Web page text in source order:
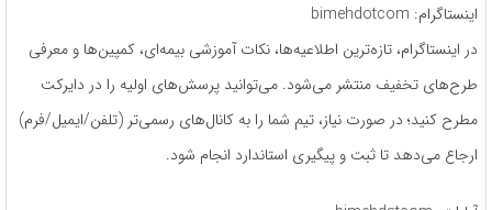
اینستاگرام: bimehdotcom
در اینستاگرام، تازه‌ترین اطلاعیه‌ها، نکات آموزشی بیمه‌ای، کمپین‌ها و معرفی
طرح‌های تخفیف منتشر می‌شود. می‌توانید پرسش‌های اولیه را در دایرکت
مطرح کنید؛ در صورت نیاز، تیم شما را به کانال‌های رسمی‌تر (تلفن/ایمیل/فرم)
ارجاع می‌دهد تا ثبت و پیگیری استاندارد انجام شود.